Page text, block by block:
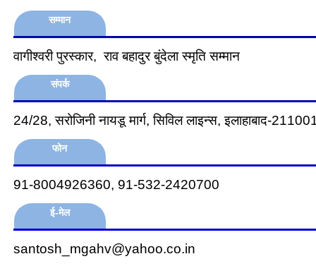
सम्मान
वागीश्वरी पुरस्कार, राव बहादुर बुंदेला स्‍मृति सम्मान
संपर्क
24/28, सरोजिनी नायडू मार्ग, सिविल लाइन्स, इलाहाबाद-
फोन
91-8004926360, 91-532-2420700
ई-मेल
santosh_mgahv@yahoo.co.in